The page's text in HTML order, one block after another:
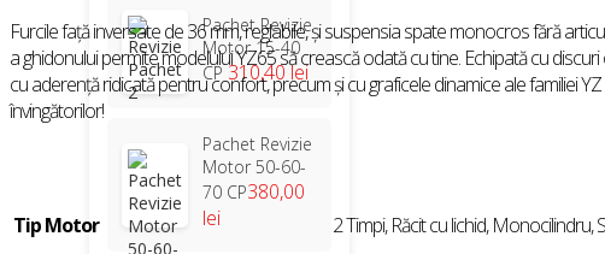
Pachet Revizie
Motor 15-40
CP310,40 lei
Pachet Revizie
Motor 50-60-
70 CP380,00
lei
Furcile față inversate de 36 mm, reglabile, și suspensia spate monocros fără
a ghidonului permite modelului YZ65 să crească odată cu tine. Echipată cu
cu aderență ridicată pentru confort, precum și cu graficele dinamice ale familiei
învingătorilor!
Tip Motor 2 Timpi, Răcit cu lichid, Monocilindru,